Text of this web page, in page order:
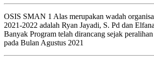
OSIS SMAN 1 Alas merupakan wadah
2021-2022 adalah Ryan Jayadi, S. Pd dan
Banyak Program telah dirancang sejak
pada Bulan Agustus 2021